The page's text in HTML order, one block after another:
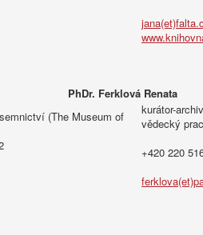
PhDr. Ferklová Renata
(The Museum of
kurátor-
vědecký
+420 220